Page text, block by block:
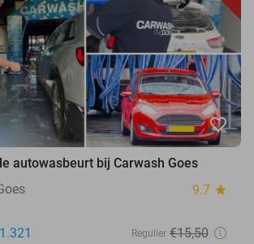
favorite_border
autowasbeurt bij Carwash Goes
9.7 star
Regulier €15,50